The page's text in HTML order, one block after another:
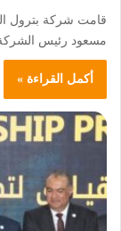
قامت شركة بترول
مسعود رئيس
أكمل القراءة »